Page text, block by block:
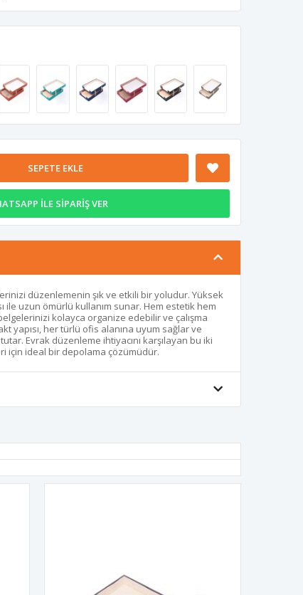
SEPETE EKLE
İLE SİPARİŞ VER
düzenlemenin şık ve etkili bir yoludur. Yüksek
ile uzun ömürlü kullanım sunar. Hem estetik hem
kolayca organize edebilir ve çalışma
yapısı, her türlü ofis alanına uyum sağlar ve
Evrak düzenleme ihtiyacını karşılayan bu iki
için ideal bir depolama çözümüdür.